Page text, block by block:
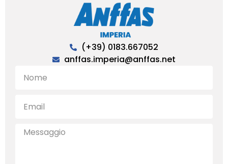
(+39) 0183.667052
anffas.imperia@anffas.net